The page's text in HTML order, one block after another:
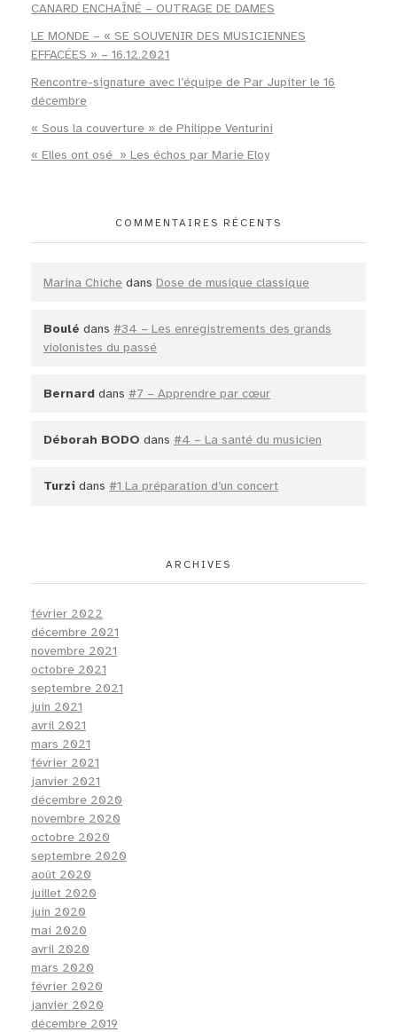
CANARD ENCHAÎNÉ – OUTRAGE DE DAMES
LE MONDE – « SE SOUVENIR DES MUSICIENNES
EFFACÉES » – 16.12.2021
Rencontre-signature avec l’équipe de Par Jupiter le 16
décembre
« Sous la couverture » de Philippe Venturini
« Elles ont osé » Les échos par Marie Eloy
COMMENTAIRES RÉCENTS
Marina Chiche dans Dose de musique classique
Boulé dans #34 – Les enregistrements des grands
violonistes du passé
Bernard dans #7 – Apprendre par cœur
Déborah BODO dans #4 – La santé du musicien
Turzi dans #1 La préparation d’un concert
ARCHIVES
février 2022
décembre 2021
novembre 2021
octobre 2021
septembre 2021
juin 2021
avril 2021
mars 2021
février 2021
janvier 2021
décembre 2020
novembre 2020
octobre 2020
septembre 2020
août 2020
juillet 2020
juin 2020
mai 2020
avril 2020
mars 2020
février 2020
janvier 2020
décembre 2019